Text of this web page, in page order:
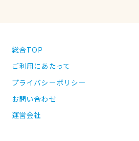
総合TOP
ご利用にあたって
プライバシーポリシー
お問い合わせ
運営会社